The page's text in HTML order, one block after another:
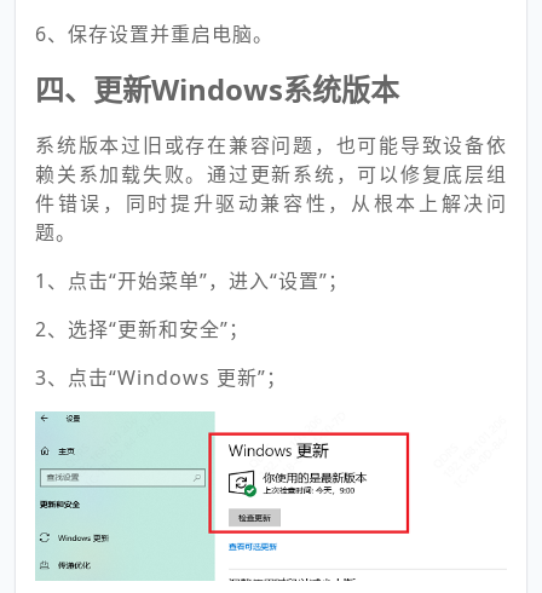
6、保存设置并重启电脑。
四、更新Windows系统版本
系统版本过旧或存在兼容问题，也可能导致设备依
赖关系加载失败。通过更新系统，可以修复底层组
件错误，同时提升驱动兼容性，从根本上解决问
题。
1、点击“开始菜单”，进入“设置”；
2、选择“更新和安全”；
3、点击“Windows 更新”；